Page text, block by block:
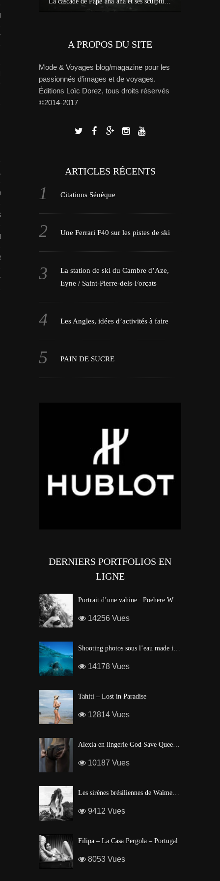
PHOTO
VIDEOS
PORTFOLIOS
A PROPOS DU SITE
Mode & Voyages blog/magazine pour les
passionnés d'images et de voyages.
Éditions Loïc Dorez, tous droits réservés
©2014-2017
ARTICLES RÉCENTS
Citations Sénèque
Une Ferrari F40 sur les pistes de ski
La station de ski du Cambre d’Aze,
Eyne / Saint-Pierre-dels-Forçats
Les Angles, idées d’activités à faire
PAIN DE SUCRE
DERNIERS PORTFOLIOS EN
LIGNE
Portrait d’une vahine : Poehere Wilson, Miss Tahiti 2010
14256 Vues
Shooting photos sous l’eau made in Tahiti
14178 Vues
Tahiti – Lost in Paradise
12814 Vues
Alexia en lingerie God Save Queen | Brigade Mondaine – Paris
10187 Vues
Les sirènes brésiliennes de Waïmea Bay – Hawaï
9412 Vues
Filipa – La Casa Pergola – Portugal
8053 Vues